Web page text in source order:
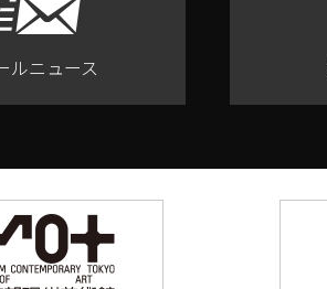
ルニュース